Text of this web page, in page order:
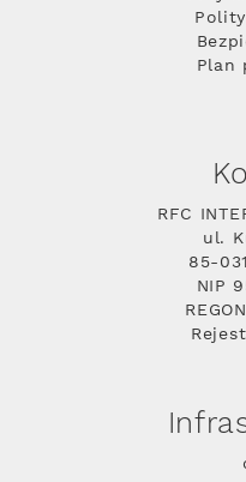
Plan
RFC
ul.
85-
NIP